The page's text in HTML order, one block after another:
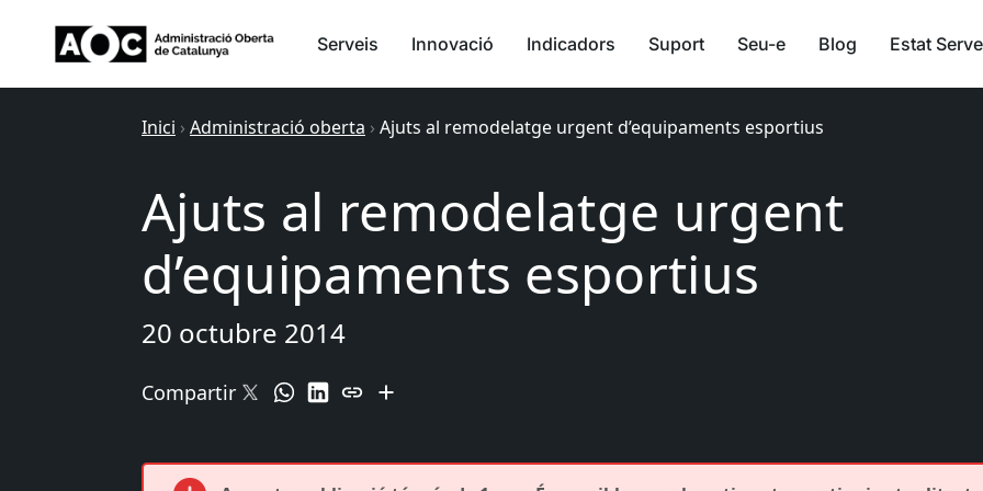
Serveis Innovació Indicadors Suport Seu-e Blog Estat
Inici › Administració oberta › Ajuts al remodelatge urgent d’equipaments esportius
Ajuts al remodelatge urgent
d’equipaments esportius
20 octubre 2014
Compartir